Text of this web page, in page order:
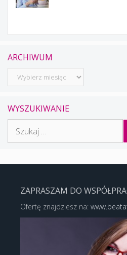
ARCHIWUM
Archiwum
WYSZUKIWANIE
ZAPRASZAM DO
Ofertę znajdziesz na: